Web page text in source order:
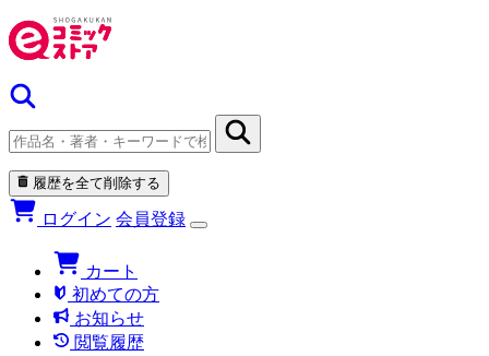
履歴を全て削除する
ログイン 会員登録
カート
初めての方
お知らせ
閲覧履歴